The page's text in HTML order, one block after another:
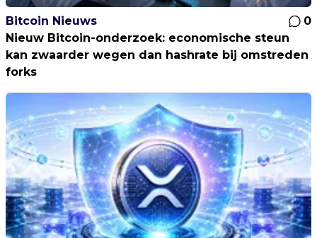
Bitcoin Nieuws
0
Nieuw Bitcoin-onderzoek: economische steun
kan zwaarder wegen dan hashrate bij omstreden
forks